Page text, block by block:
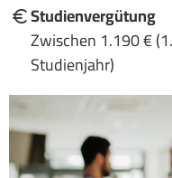
Studienvergütung
Zwischen 1.190 €
Studienjahr)